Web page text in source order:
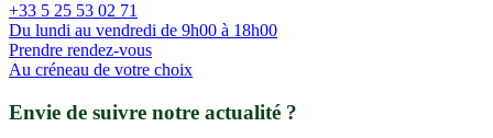
+33 5 25 53 02 71
Du lundi au vendredi de 9h00 à 18h00
Prendre rendez-vous
Au créneau de votre choix
Envie de suivre notre actualité ?